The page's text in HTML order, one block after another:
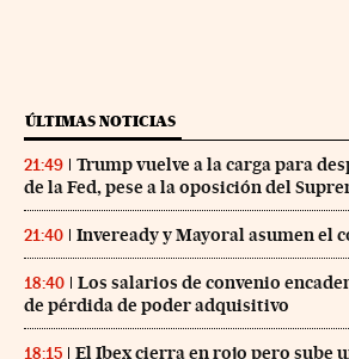
ÚLTIMAS NOTICIAS
21:49
Trump vuelve a la carga para
de la Fed, pese a la oposición del
21:40 Inveready y Mayoral asumen el
18:40
Los salarios de convenio
de pérdida de poder adquisitivo
18:15
El Ibex cierra en rojo pero sube